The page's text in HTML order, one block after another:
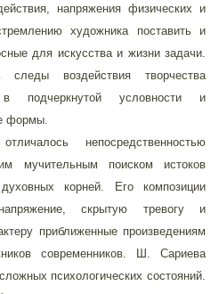
напряжения физических и
художника поставить и
для искусства и жизни задачи.
воздействия творчества
условности и
формы.
непосредственностью
мучительным поиском истоков
корней. Его композиции
скрытую тревогу и
приближенные произведениям
современников. Ш. Сариева
психологических состояний.